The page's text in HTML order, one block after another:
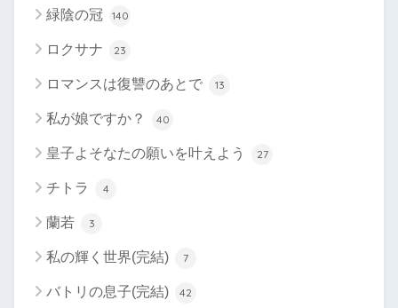
緑陰の冠 140
ロクサナ 23
ロマンスは復讐のあとで 13
私が娘ですか？ 40
皇子よそなたの願いを叶えよう 27
チトラ 4
蘭若 3
私の輝く世界(完結) 7
バトリの息子(完結) 42